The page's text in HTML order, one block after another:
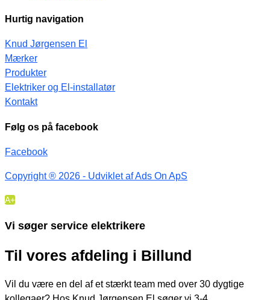
Hurtig navigation
Knud Jørgensen El
Mærker
Produkter
Elektriker og El-installatør
Kontakt
Følg os på facebook
Facebook
Copyright ® 2026 - Udviklet af Ads On ApS
A+
Vi søger service elektrikere
Til vores afdeling i Billund
Vil du være en del af et stærkt team med over 30 dygtige